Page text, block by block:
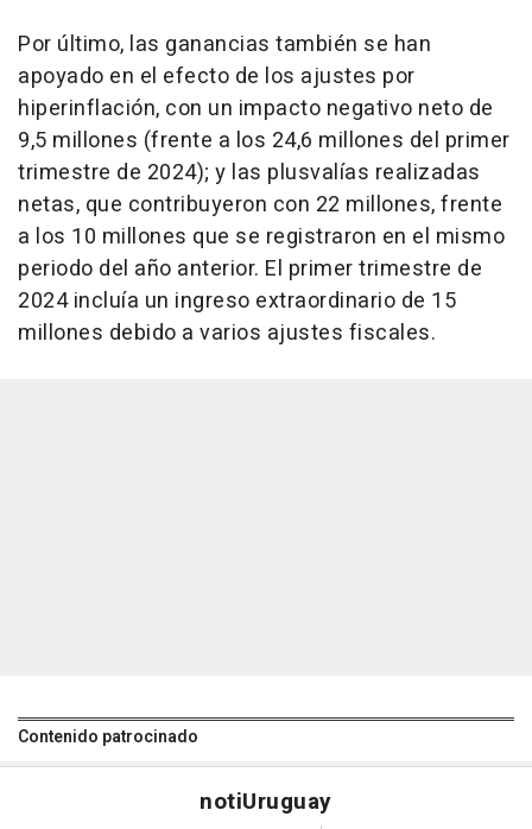
Por último, las ganancias también se han
apoyado en el efecto de los ajustes por
hiperinflación, con un impacto negativo neto de
9,5 millones (frente a los 24,6 millones del primer
trimestre de 2024); y las plusvalías realizadas
netas, que contribuyeron con 22 millones, frente
a los 10 millones que se registraron en el mismo
periodo del año anterior. El primer trimestre de
2024 incluía un ingreso extraordinario de 15
millones debido a varios ajustes fiscales.
Contenido patrocinado
notiUruguay